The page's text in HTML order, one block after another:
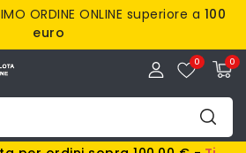
ORDINE ONLINE superiore a 100
euro
0
0